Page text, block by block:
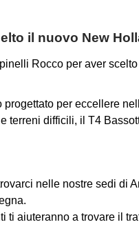
il nuovo New
Rocco per aver
per eccellere
terreni difficili, il T4
nelle nostre sedi di
ti aiuteranno a trovare il